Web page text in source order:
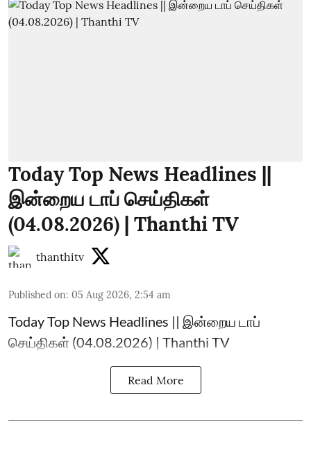
Today Top News Headlines ||
இன்றைய டாப் செய்திகள்
(04.08.2026) | Thanthi TV
thanthitv
Published on: 05 Aug 2026, 2:54 am
Today Top News Headlines || இன்றைய டாப்
செய்திகள் (04.08.2026) | Thanthi TV
Read More